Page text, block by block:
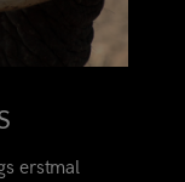
erstmal